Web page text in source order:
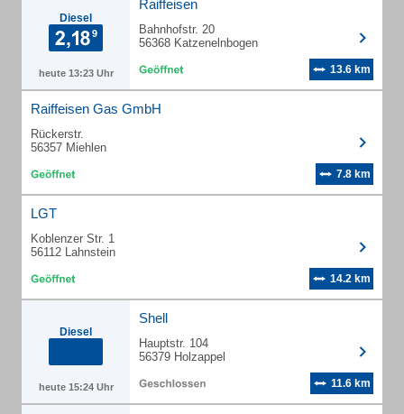
Diesel
heute 13:23 Uhr
Raiffeisen
Bahnhofstr. 20
56368 Katzenelnbogen
13.6 km
Raiffeisen Gas GmbH
Rückerstr.
56357 Miehlen
7.8 km
LGT
Koblenzer Str. 1
56112 Lahnstein
14.2 km
Diesel
heute 15:24 Uhr
Shell
Hauptstr. 104
56379 Holzappel
11.6 km